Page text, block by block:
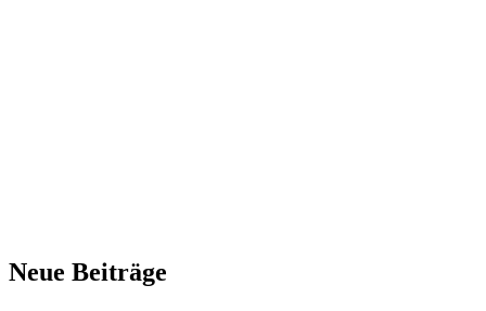
Neue Beiträge